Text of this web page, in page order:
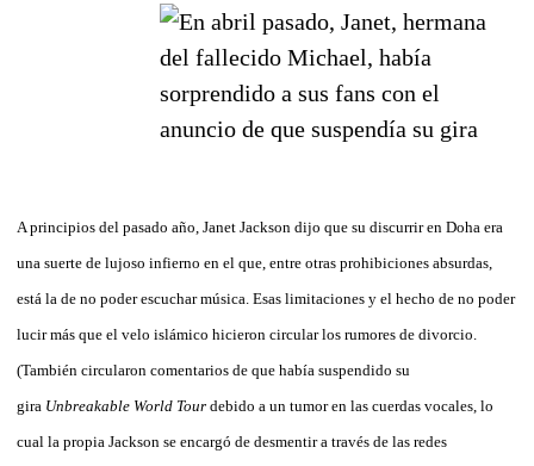
A principios del pasado año, Janet Jackson dijo que su discurrir en Doha era
una suerte de lujoso infierno en el que, entre otras prohibiciones absurdas,
está la de no poder escuchar música. Esas limitaciones y el hecho de no poder
lucir más que el velo islámico hicieron circular los rumores de divorcio.
(También circularon comentarios de que había suspendido su
gira Unbreakable World Tour debido a un tumor en las cuerdas vocales, lo
cual la propia Jackson se encargó de desmentir a través de las redes